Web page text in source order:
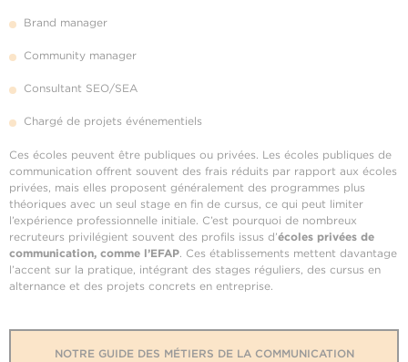
Brand manager
Community manager
Consultant SEO/SEA
Chargé de projets événementiels
Ces écoles peuvent être publiques ou privées. Les écoles publiques de
communication offrent souvent des frais réduits par rapport aux écoles
privées, mais elles proposent généralement des programmes plus
théoriques avec un seul stage en fin de cursus, ce qui peut limiter
l’expérience professionnelle initiale. C’est pourquoi de nombreux
recruteurs privilégient souvent des profils issus d’écoles privées de
communication, comme l’EFAP. Ces établissements mettent davantage
l’accent sur la pratique, intégrant des stages réguliers, des cursus en
alternance et des projets concrets en entreprise.
NOTRE GUIDE DES MÉTIERS DE LA COMMUNICATION